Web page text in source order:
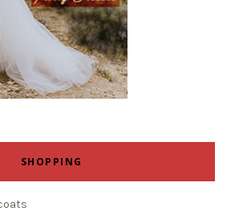
SHOPPING